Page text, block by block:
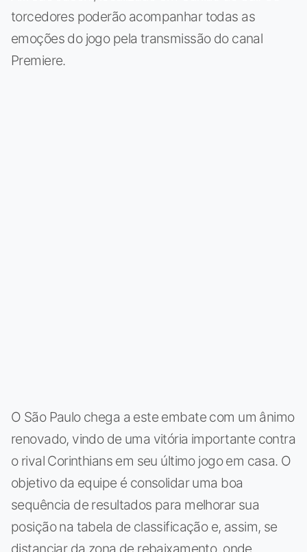
torcedores poderão acompanhar todas as
emoções do jogo pela transmissão do canal
Premiere.
O São Paulo chega a este embate com um ânimo
renovado, vindo de uma vitória importante contra
o rival Corinthians em seu último jogo em casa. O
objetivo da equipe é consolidar uma boa
sequência de resultados para melhorar sua
posição na tabela de classificação e, assim, se
distanciar da zona de rebaixamento, onde